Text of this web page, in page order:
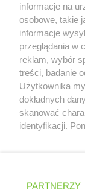
Audi planuje
pakiety
Polityka
powiązana w
Serwis
cookies.
informacje na
osobowe, takie
informacje
przeglądania w
reklam, wybór
treści, badanie
Użytkownika
dokładnych
skanować
identyfikacji.
prywatności
PARTNERZY